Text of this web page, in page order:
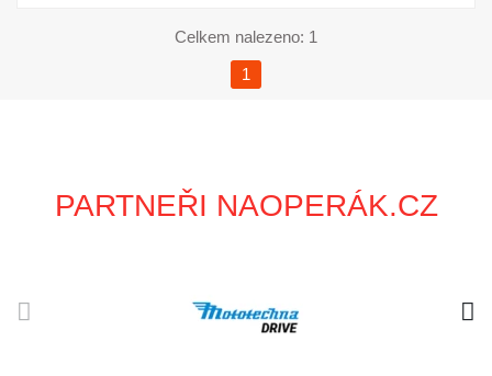
Celkem nalezeno: 1
1
PARTNEŘI NAOPERÁK.CZ